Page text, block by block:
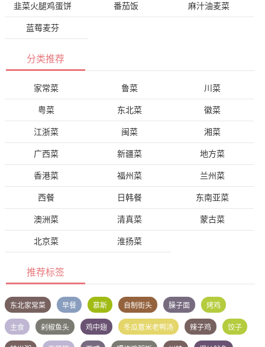
韭菜火腿鸡蛋饼 番茄饭 麻汁油麦菜
蓝莓麦芬
分类推荐
家常菜 鲁菜 川菜
粤菜 东北菜 徽菜
江浙菜 闽菜 湘菜
广西菜 新疆菜 地方菜
香港菜 福州菜 兰州菜
西餐 日韩餐 东南亚菜
澳洲菜 清真菜 蒙古菜
北京菜 淮扬菜
推荐标签
东北家常菜 早餐 慕斯 自制街头 臊子面 烤鸡
主食 剁椒鱼头 鸡中翅 冬瓜薏米老鸭汤 辣子鸡 饺子